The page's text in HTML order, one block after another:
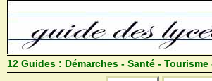
12 Guides : Démarches - Santé -